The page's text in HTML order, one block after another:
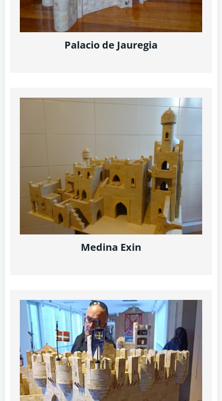
Palacio de Jauregia
Medina Exin